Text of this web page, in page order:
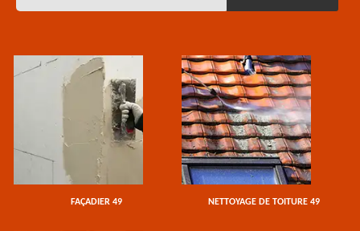
FAÇADIER 49 NETTOYAGE DE TOITURE 49